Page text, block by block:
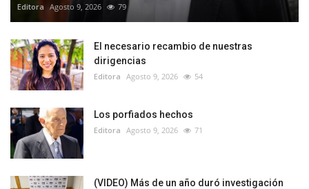
Editora Agosto 9, 2026 79
El necesario recambio de nuestras
dirigencias
Editora Agosto 9, 2026 54
Los porfiados hechos
Editora Agosto 9, 2026 71
(VIDEO) Más de un año duró investigación